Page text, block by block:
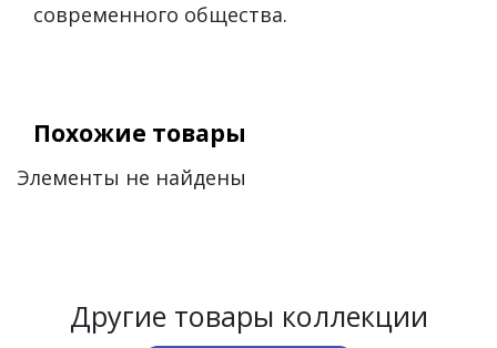
современного общества.
Похожие товары
Элементы не найдены
Другие товары коллекции